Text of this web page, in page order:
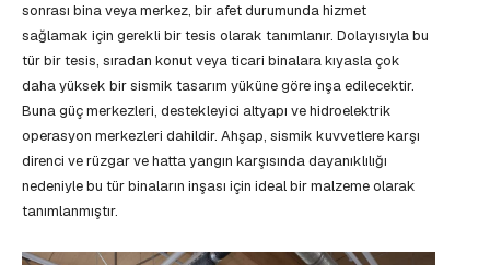
sonrası bina veya merkez, bir afet durumunda hizmet
sağlamak için gerekli bir tesis olarak tanımlanır. Dolayısıyla bu
tür bir tesis, sıradan konut veya ticari binalara kıyasla çok
daha yüksek bir sismik tasarım yüküne göre inşa edilecektir.
Buna güç merkezleri, destekleyici altyapı ve hidroelektrik
operasyon merkezleri dahildir. Ahşap, sismik kuvvetlere karşı
direnci ve rüzgar ve hatta yangın karşısında dayanıklılığı
nedeniyle bu tür binaların inşası için ideal bir malzeme olarak
tanımlanmıştır.